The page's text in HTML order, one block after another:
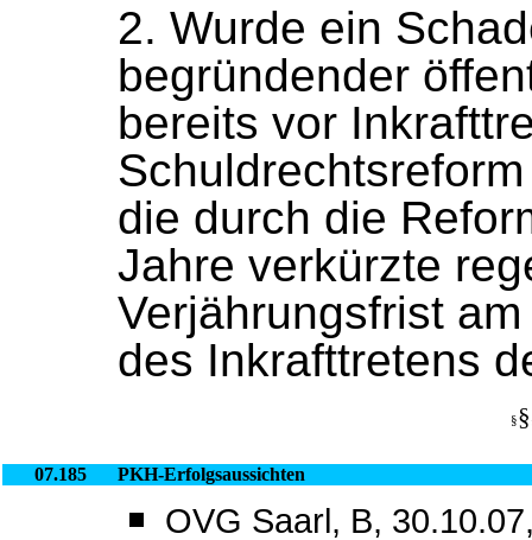
2. Wurde ein
begründender
bereits vor
die durch die
Jahre verkürzte
Verjährungsfrist
des Inkrafttretens
§§
07.185 PKH-Erfolgsaussichten
OVG Saarl, B,